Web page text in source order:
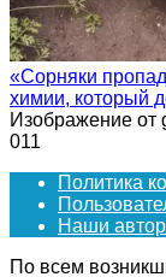
«Сорняки
химии, который
Изображение от
011
Политика
Наши
По всем